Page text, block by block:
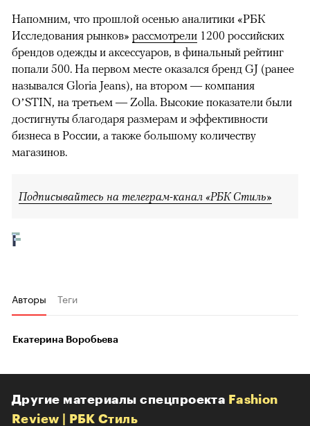
Напомним, что прошлой осенью аналитики «РБК
Исследования рынков» рассмотрели 1200 российских
брендов одежды и аксессуаров, в финальный рейтинг
попали 500. На первом месте оказался бренд GJ (ранее
назывался Gloria Jeans), на втором — компания
O’STIN, на третьем — Zolla. Высокие показатели были
достигнуты благодаря размерам и эффективности
бизнеса в России, а также большому количеству
магазинов.
Подписывайтесь на телеграм-канал «РБК Стиль»
Авторы Теги
Екатерина Воробьева
Другие материалы спецпроекта Fashion
Review | РБК Стиль